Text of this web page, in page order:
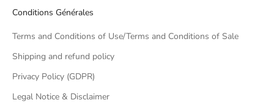
Conditions Générales
Terms and Conditions of Use/Terms and Conditions of Sale
Shipping and refund policy
Privacy Policy (GDPR)
Legal Notice & Disclaimer